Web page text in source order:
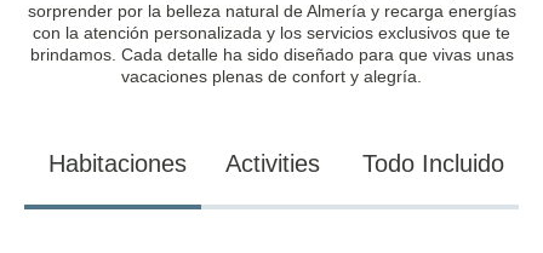
sorprender por la belleza natural de Almería y recarga energías
con la atención personalizada y los servicios exclusivos que te
brindamos. Cada detalle ha sido diseñado para que vivas unas
vacaciones plenas de confort y alegría.
Habitaciones Activities Todo Incluido